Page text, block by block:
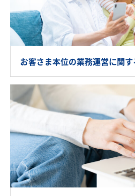
お客さま本位の業務運営に関